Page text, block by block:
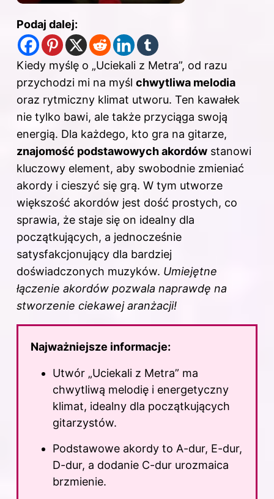
Podaj dalej:
Kiedy myślę o „Uciekali z Metra”, od razu
przychodzi mi na myśl chwytliwa melodia
oraz rytmiczny klimat utworu. Ten kawałek
nie tylko bawi, ale także przyciąga swoją
energią. Dla każdego, kto gra na gitarze,
znajomość podstawowych akordów stanowi
kluczowy element, aby swobodnie zmieniać
akordy i cieszyć się grą. W tym utworze
większość akordów jest dość prostych, co
sprawia, że staje się on idealny dla
początkujących, a jednocześnie
satysfakcjonujący dla bardziej
doświadczonych muzyków. Umiejętne
łączenie akordów pozwala naprawdę na
stworzenie ciekawej aranżacji!
Najważniejsze informacje:
Utwór „Uciekali z Metra” ma
chwytliwą melodię i energetyczny
klimat, idealny dla początkujących
gitarzystów.
Podstawowe akordy to A-dur, E-dur,
D-dur, a dodanie C-dur urozmaica
brzmienie.